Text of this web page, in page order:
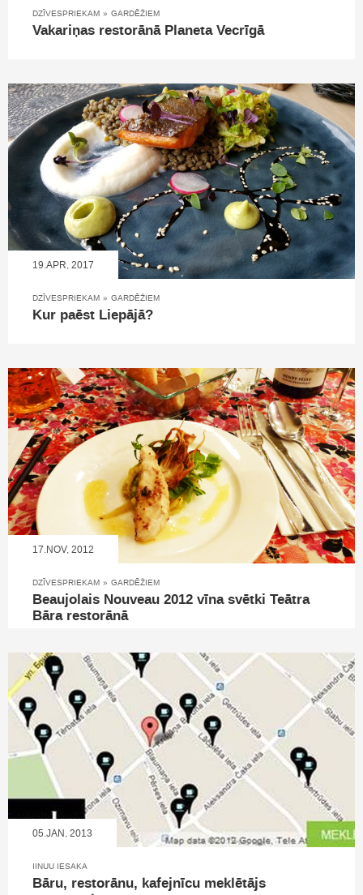
DZĪVESPRIEKAM » GARDĒŽIEM
Vakariņas restorānā Planeta Vecrīgā
19.APR, 2017
DZĪVESPRIEKAM » GARDĒŽIEM
Kur paēst Liepājā?
17.NOV, 2012
DZĪVESPRIEKAM » GARDĒŽIEM
Beaujolais Nouveau 2012 vīna svētki Teātra
Bāra restorānā
05.JAN, 2013
IINUU IESAKA
Bāru, restorānu, kafejnīcu meklētājs